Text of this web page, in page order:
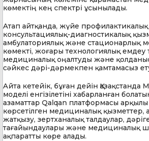
көмектің кең спектрі ұсынылады.
Атап айтқанда, жүйе профилактикалық
консультациялық-диагностикалық
амбулаториялық және стационарлық
көмекті, жоғары технологиялық емдеу
медициналық оңалтуды және
сәйкес дәрі-дәрмекпен қамтамасыз
Айта кетейік, бұған дейін Қазақстанда
моделі енгізілетіні хабарланған
азаматтар Qalqan платформасы арқылы
көрсетілген медициналық қызметтер,
жатқызу, зертханалық талдаулар,
тағайындаулары және медициналық
ақпаратты көре алады.